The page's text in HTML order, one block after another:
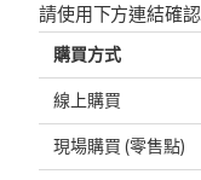
請使用下方連結確
購買方式
線上購買
現場購買 (零售點)